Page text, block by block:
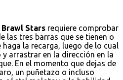
Stars requiere comprobar
las tres barras que se tienen o
haga la recarga, luego de lo cual
arrastrar en la dirección en la
En el momento que dejas de
un puñetazo o incluso